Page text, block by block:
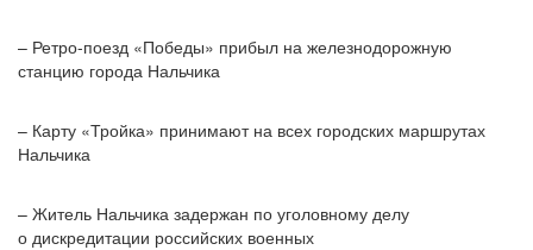
– Ретро-поезд «Победы» прибыл на железнодорожную
станцию города Нальчика
– Карту «Тройка» принимают на всех городских маршрутах
Нальчика
– Житель Нальчика задержан по уголовному делу
о дискредитации российских военных